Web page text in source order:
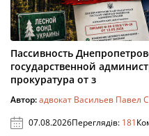
Пассивность
государственной
прокуратура от з
Автор:адвокат Васильев Павел
07.08.2026Переглядів: 181